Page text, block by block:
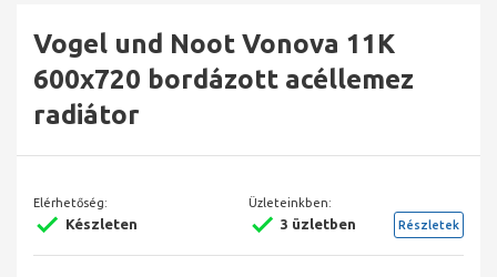
Vogel und Noot Vonova 11K
600x720 bordázott acéllemez
radiátor
Elérhetőség:
Készleten
Üzleteinkben:
3 üzletben Részletek